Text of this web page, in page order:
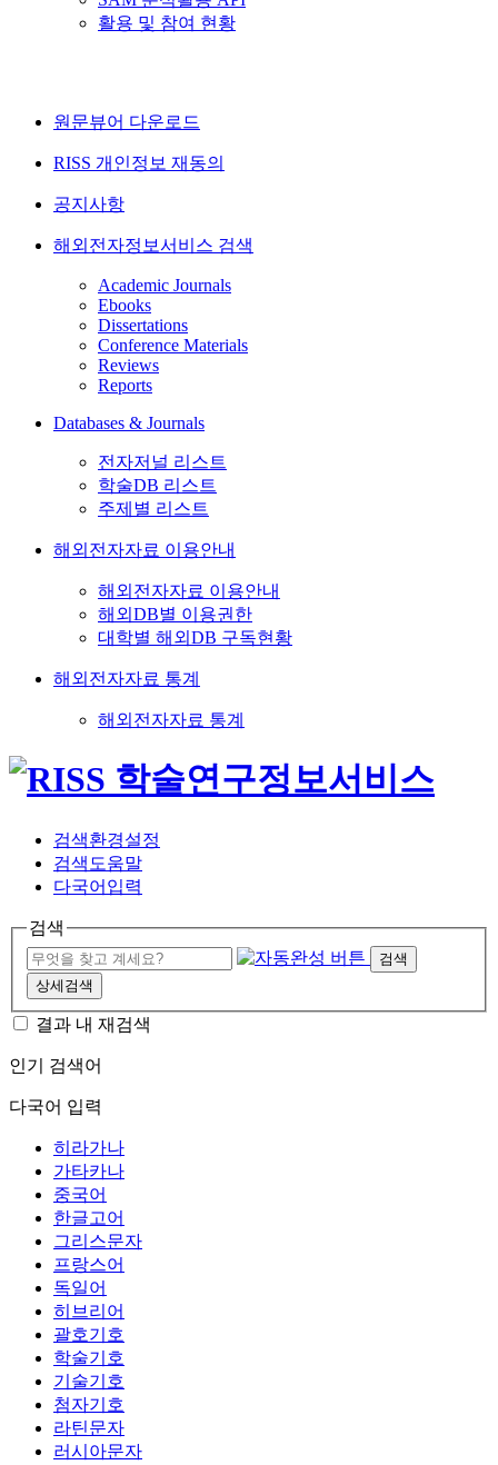
활용 및 참여 현황
원문뷰어 다운로드
RISS 개인정보 재동의
공지사항
해외전자정보서비스 검색
Academic Journals
Ebooks
Dissertations
Conference Materials
Reviews
Reports
Databases & Journals
전자저널 리스트
학술DB 리스트
주제별 리스트
해외전자자료 이용안내
해외전자자료 이용안내
해외DB별 이용권한
대학별 해외DB 구독현황
해외전자자료 통계
해외전자자료 통계
검색환경설정
검색도움말
다국어입력
검색
검색
상세검색
결과 내 재검색
인기 검색어
다국어 입력
히라가나
가타카나
중국어
한글고어
그리스문자
프랑스어
독일어
히브리어
괄호기호
학술기호
기술기호
첨자기호
라틴문자
러시아문자